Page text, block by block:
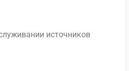
источников